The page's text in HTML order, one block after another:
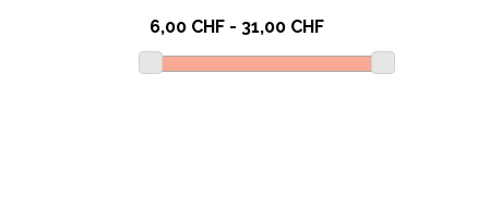
6,00 CHF - 31,00 CHF